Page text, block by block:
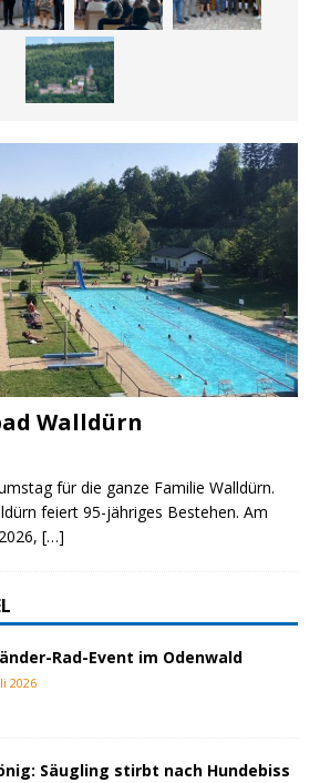
Walldürn
für die ganze Familie Walldürn.
feiert 95-jähriges Bestehen. Am
[…]
Rad-Event im Odenwald
2026
Säugling stirbt nach Hundebiss